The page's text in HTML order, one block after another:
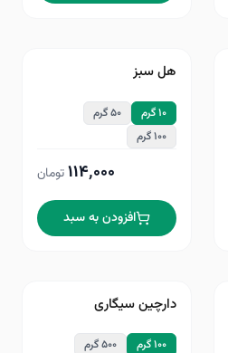
هل سبز
۱۰ گرم
۵۰ گرم
۱۰۰ گرم
۱۱۴٬۰۰۰تومان
افزودن به سبد
دارچین سیگاری
۱۰۰ گرم ۵۰۰ گرم